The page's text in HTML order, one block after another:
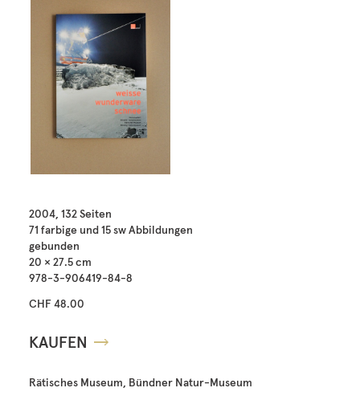
2004, 132 Seiten
71 farbige und 15 sw Abbildungen
gebunden
20 × 27.5 cm
978-3-906419-84-8
CHF 48.00
KAUFEN
Rätisches Museum, Bündner Natur-Museum